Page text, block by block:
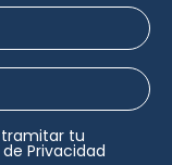
tu
Privacidad